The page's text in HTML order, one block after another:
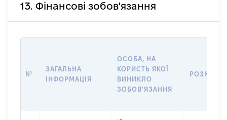
13. Фінансові зобов'язання
№
ЗАГАЛЬНА
ІНФОРМАЦІЯ
ОСОБА, НА
КОРИСТЬ ЯКОЇ
ВИНИКЛО
ЗОБОВ'ЯЗАННЯ
РОЗМІР